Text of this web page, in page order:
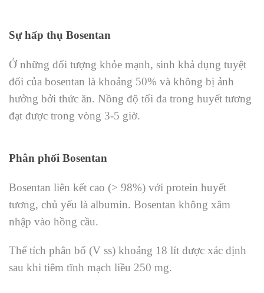
Sự hấp thụ Bosentan
Ở những đối tượng khỏe mạnh, sinh khả dụng tuyệt
đối của bosentan là khoảng 50% và không bị ảnh
hưởng bởi thức ăn. Nồng độ tối đa trong huyết tương
đạt được trong vòng 3-5 giờ.
Phân phối Bosentan
Bosentan liên kết cao (> 98%) với protein huyết
tương, chủ yếu là albumin. Bosentan không xâm
nhập vào hồng cầu.
Thể tích phân bố (V ss) khoảng 18 lít được xác định
sau khi tiêm tĩnh mạch liều 250 mg.